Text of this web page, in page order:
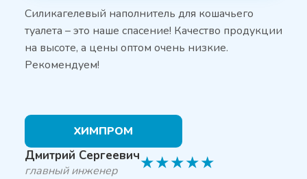
Силикагелевый наполнитель для кошачьего
туалета – это наше спасение! Качество продукции
на высоте, а цены оптом очень низкие.
Рекомендуем!
ХИМПРОМ
Дмитрий Сергеевич
главный инженер ★★★★★